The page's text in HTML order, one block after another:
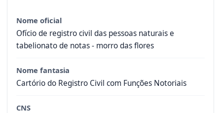
Nome oficial
Ofício de registro civil das pessoas naturais e
tabelionato de notas - morro das flores
Nome fantasia
Cartório do Registro Civil com Funções Notoriais
CNS